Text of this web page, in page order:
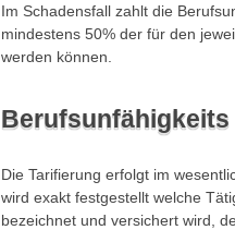
Im Schadensfall zahlt die
mindestens 50% der für den
werden können.
Berufsunfähigkeits
Die Tarifierung erfolgt im
wird exakt festgestellt welche
bezeichnet und versichert wird,